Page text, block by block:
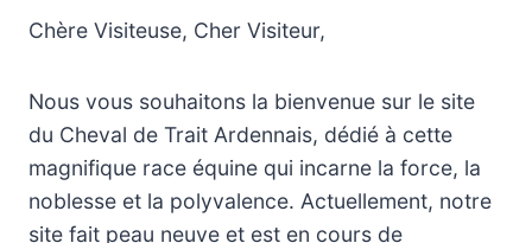
Chère Visiteuse, Cher Visiteur,
Nous vous souhaitons la bienvenue sur le site
du Cheval de Trait Ardennais, dédié à cette
magnifique race équine qui incarne la force, la
noblesse et la polyvalence. Actuellement, notre
site fait peau neuve et est en cours de